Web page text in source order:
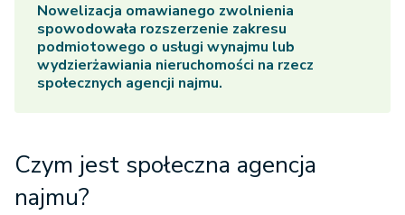
Nowelizacja omawianego zwolnienia
spowodowała rozszerzenie zakresu
podmiotowego o usługi wynajmu lub
wydzierżawiania nieruchomości na rzecz
społecznych agencji najmu.
Czym jest społeczna agencja
najmu?